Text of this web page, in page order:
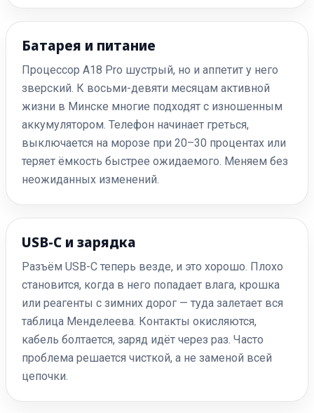
Батарея и питание
Процессор A18 Pro шустрый, но и аппетит у него
зверский. К восьми-девяти месяцам активной
жизни в Минске многие подходят с изношенным
аккумулятором. Телефон начинает греться,
выключается на морозе при 20–30 процентах или
теряет ёмкость быстрее ожидаемого. Меняем без
неожиданных изменений.
USB-C и зарядка
Разъём USB-C теперь везде, и это хорошо. Плохо
становится, когда в него попадает влага, крошка
или реагенты с зимних дорог — туда залетает вся
таблица Менделеева. Контакты окисляются,
кабель болтается, заряд идёт через раз. Часто
проблема решается чисткой, а не заменой всей
цепочки.